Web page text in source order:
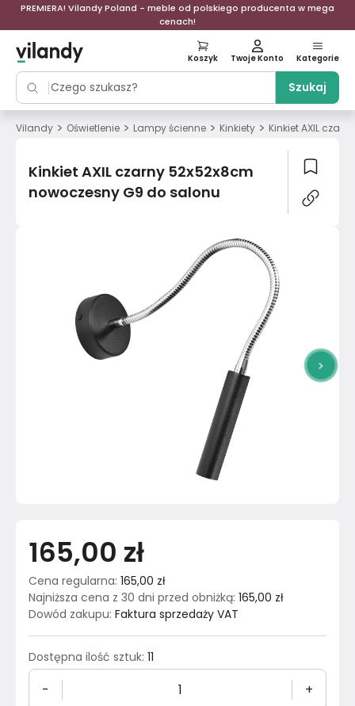
PREMIERA! Vilandy Poland - meble od polskiego producenta w mega
cenach!
Szukaj
Koszyk Twoje Konto Kategorie
Vilandy > Oświetlenie > Lampy ścienne > Kinkiety > Kinkiet AXIL
Kinkiet AXIL czarny 52x52x8cm
nowoczesny G9 do salonu
>
165,00 zł
Cena regularna: 165,00 zł
Najniższa cena z 30 dni przed obniżką: 165,00 zł
Dowód zakupu: Faktura sprzedaży VAT
Dostępna ilość sztuk: 11
- +